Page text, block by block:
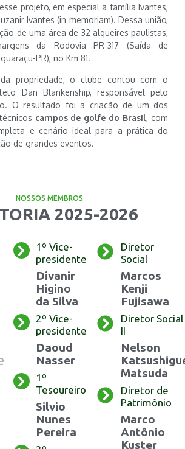
projeto, em especial a família Ivantes,
Ivantes (in memoriam). Dessa união,
de uma área de 32 alqueires paulistas,
da Rodovia PR-317 (Saída de
PR), no Km 81.
propriedade, o clube contou com o
Dan Blankenship, responsável pelo
O resultado foi a criação de um dos
campos de golfe do Brasil, com
e cenário ideal para a prática do
de grandes eventos.
NOSSOS MEMBROS
2025-2026
1º Vice-
presidente
Divanir
Higino
da Silva
2º Vice-
presidente
Daoud
Nasser
1º
Tesoureiro
Silvio
Nunes
Pereira
Diretor
Social
Marcos
Kenji
Fujisawa
Diretor Social
II
Nelson
Matsuda
Diretor de
Patrimônio
Marco
Antônio
Kuster